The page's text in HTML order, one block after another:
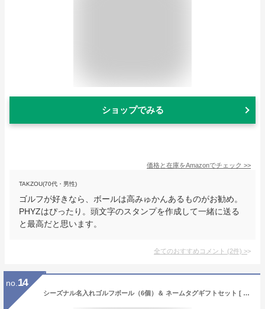
ショップでみる
価格と在庫をAmazonでチェック >>
TAKZOU(70代・男性)
ゴルフが好きなら、ボールは高みゅかんあるものがお勧め。
PHYZはぴったり。頭文字のスタンプを作成して一緒に送る
と最高だと思います。
全てのおすすめコメント (2件) >
no. 14
シーズナル名入れゴルフボール（6個）＆ ネームタグギフトセット [ 誕生日プレゼント 男性 イラスト お名前印刷 プレゼント お名前入りゴルフ 父の日 ]10P03Dec16